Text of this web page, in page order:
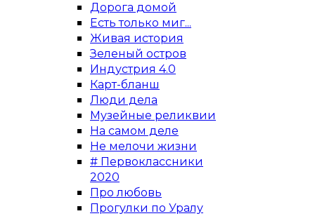
Дорога домой
Есть только миг...
Живая история
Зеленый остров
Индустрия 4.0
Карт-бланш
Люди дела
Музейные реликвии
На самом деле
Не мелочи жизни
# Первоклассники
2020
Про любовь
Прогулки по Уралу